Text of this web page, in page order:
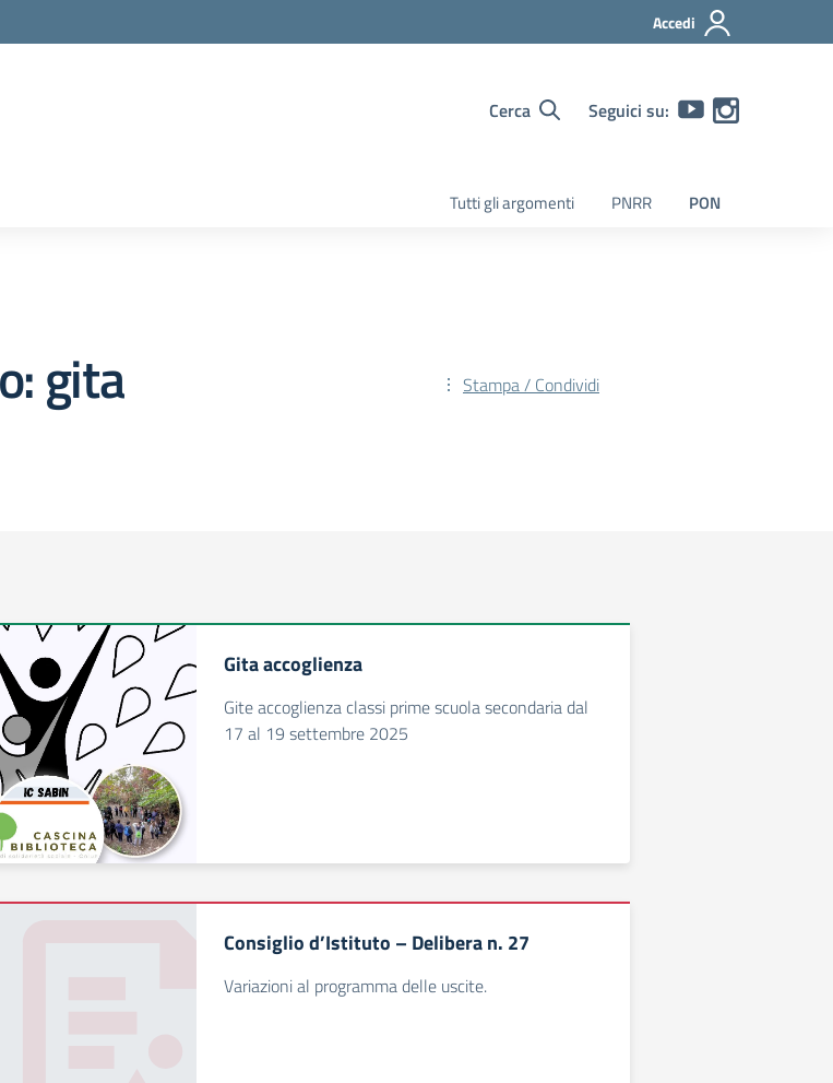
Accedi
Cerca Seguici su:
Tutti gli argomenti PNRR PON
gita Stampa / Condividi
Gita accoglienza
Gite accoglienza classi prime scuola secondaria dal
17 al 19 settembre 2025
Consiglio d’Istituto – Delibera n. 27
Variazioni al programma delle uscite.